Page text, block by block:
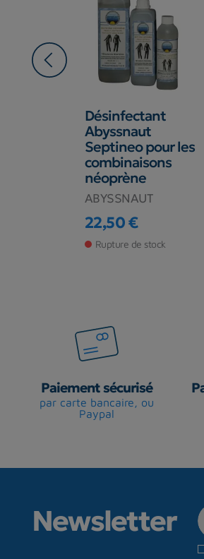
Désinfectant
Abyssnaut
Septineo pour les
combinaisons
néoprène
ABYSSNAUT
Prix
22,50 €
Rupture de stock
Paiement sécurisé
par carte bancaire, ou
Paypal
Newsletter